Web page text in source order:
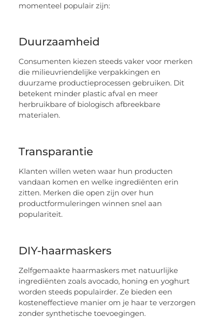
momenteel populair zijn:
Duurzaamheid
Consumenten kiezen steeds vaker voor merken
die milieuvriendelijke verpakkingen en
duurzame productieprocessen gebruiken. Dit
betekent minder plastic afval en meer
herbruikbare of biologisch afbreekbare
materialen.
Transparantie
Klanten willen weten waar hun producten
vandaan komen en welke ingrediënten erin
zitten. Merken die open zijn over hun
productformuleringen winnen snel aan
populariteit.
DIY-haarmaskers
Zelfgemaakte haarmaskers met natuurlijke
ingrediënten zoals avocado, honing en yoghurt
worden steeds populairder. Ze bieden een
kosteneffectieve manier om je haar te verzorgen
zonder synthetische toevoegingen.